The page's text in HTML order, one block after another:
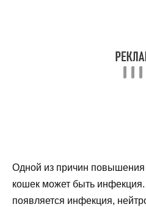
Одной из причин
кошек может быть
появляется инфекция,